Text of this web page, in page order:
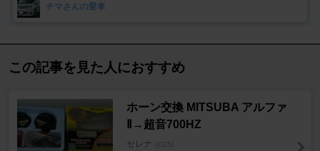
チマさんの愛車
この記事を見た人におすすめ
ホーン交換 MITSUBA アルファ
Ⅱ→超音700HZ
セレナ [C25]